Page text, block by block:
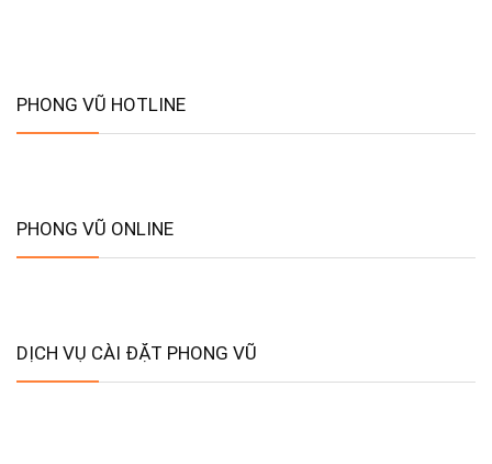
PHONG VŨ HOTLINE
PHONG VŨ ONLINE
DỊCH VỤ CÀI ĐẶT PHONG VŨ